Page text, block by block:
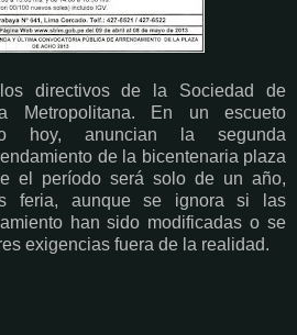
directivos de la Sociedad de
Metropolitana. En un escueto
hoy, anuncian la segunda
de la bicentenaria plaza
el período será solo de un año,
feria, aunque se ignora si las
han sido modificadas o se
exigencias fuera de la realidad.